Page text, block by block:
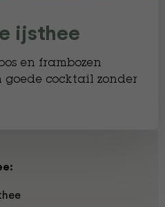
ijsthee
en frambozen
goede cocktail zonder